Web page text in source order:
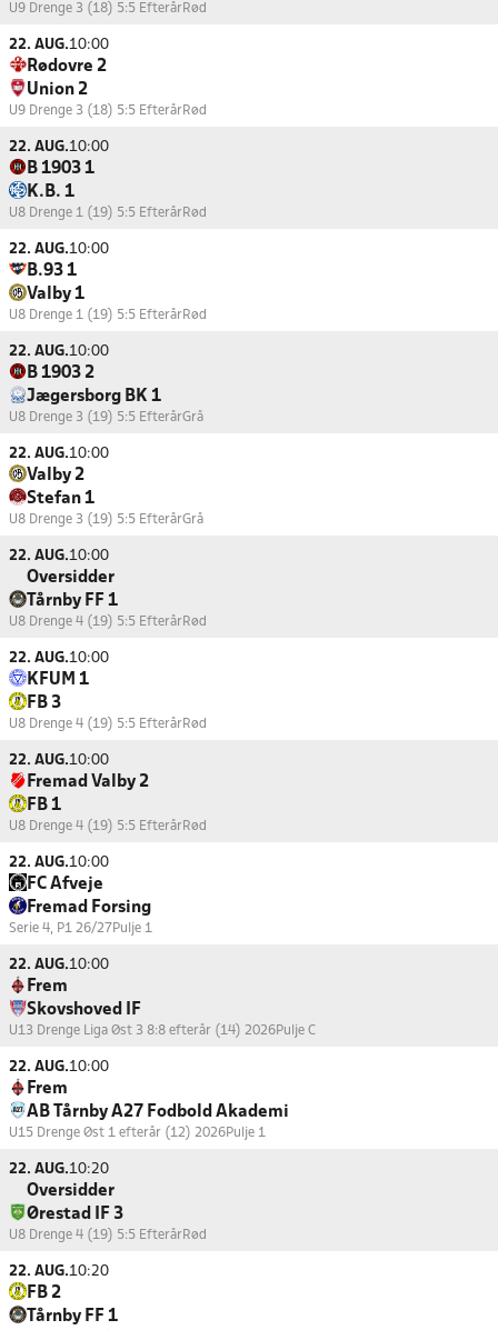
U9 Drenge 3 (18) 5:5 EfterårRød
22. AUG.10:00
Rødovre 2
Union 2
U9 Drenge 3 (18) 5:5 EfterårRød
22. AUG.10:00
B 1903 1
K.B. 1
U8 Drenge 1 (19) 5:5 EfterårRød
22. AUG.10:00
B.93 1
Valby 1
U8 Drenge 1 (19) 5:5 EfterårRød
22. AUG.10:00
B 1903 2
Jægersborg BK 1
U8 Drenge 3 (19) 5:5 EfterårGrå
22. AUG.10:00
Valby 2
Stefan 1
U8 Drenge 3 (19) 5:5 EfterårGrå
22. AUG.10:00
Oversidder
Tårnby FF 1
U8 Drenge 4 (19) 5:5 EfterårRød
22. AUG.10:00
KFUM 1
FB 3
U8 Drenge 4 (19) 5:5 EfterårRød
22. AUG.10:00
Fremad Valby 2
FB 1
U8 Drenge 4 (19) 5:5 EfterårRød
22. AUG.10:00
FC Afveje
Fremad Forsing
Serie 4, P1 26/27 Pulje 1
22. AUG.10:00
Frem
Skovshoved IF
U13 Drenge Liga Øst 3 8:8 efterår (14) 2026Pulje C
22. AUG.10:00
Frem
AB Tårnby A27 Fodbold Akademi
U15 Drenge Øst 1 efterår (12) 2026Pulje 1
22. AUG.10:20
Oversidder
Ørestad IF 3
U8 Drenge 4 (19) 5:5 EfterårRød
22. AUG.10:20
FB 2
Tårnby FF 1